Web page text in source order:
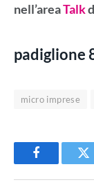
nell’areaTalk
padiglione
micro imprese
Facebook